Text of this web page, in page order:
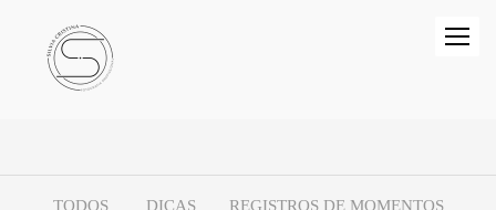
TODOS DICAS REGISTROS DE MOMENTOS